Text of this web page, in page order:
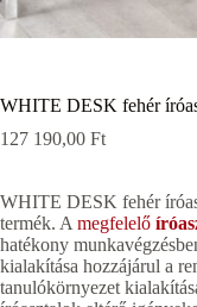
WHITE DESK fehér
127 190,00 Ft
WHITE DESK fehér
termék. A megfelelő
hatékony
kialakítása hozzájárul a
tanulókörnyezet